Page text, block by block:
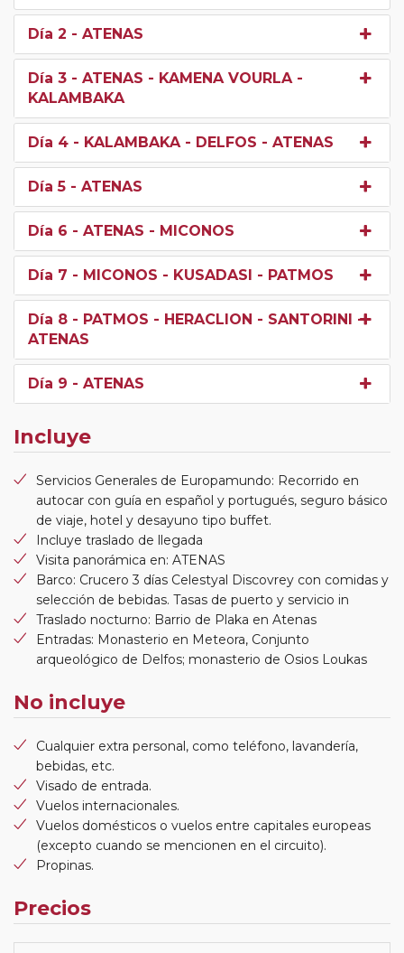
Día 2 - ATENAS
Día 3 - ATENAS - KAMENA VOURLA -
KALAMBAKA
Día 4 - KALAMBAKA - DELFOS - ATENAS
Día 5 - ATENAS
Día 6 - ATENAS - MICONOS
Día 7 - MICONOS - KUSADASI - PATMOS
Día 8 - PATMOS - HERACLION - SANTORINI -
ATENAS
Día 9 - ATENAS
Incluye
Servicios Generales de Europamundo: Recorrido en
autocar con guía en español y portugués, seguro básico
de viaje, hotel y desayuno tipo buffet.
Incluye traslado de llegada
Visita panorámica en: ATENAS
Barco: Crucero 3 días Celestyal Discovrey con comidas y
selección de bebidas. Tasas de puerto y servicio in
Traslado nocturno: Barrio de Plaka en Atenas
Entradas: Monasterio en Meteora, Conjunto
arqueológico de Delfos; monasterio de Osios Loukas
No incluye
Cualquier extra personal, como teléfono, lavandería,
bebidas, etc.
Visado de entrada.
Vuelos internacionales.
Vuelos domésticos o vuelos entre capitales europeas
(excepto cuando se mencionen en el circuito).
Propinas.
Precios